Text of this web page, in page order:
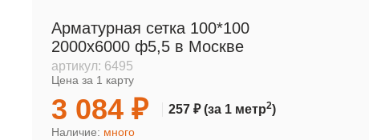
Арматурная сетка 100*100
2000х6000 ф5,5 в Москве
артикул: 6495
Цена за 1 карту
3 084 ₽ 257 ₽(за 1 метр2)
Наличие: много